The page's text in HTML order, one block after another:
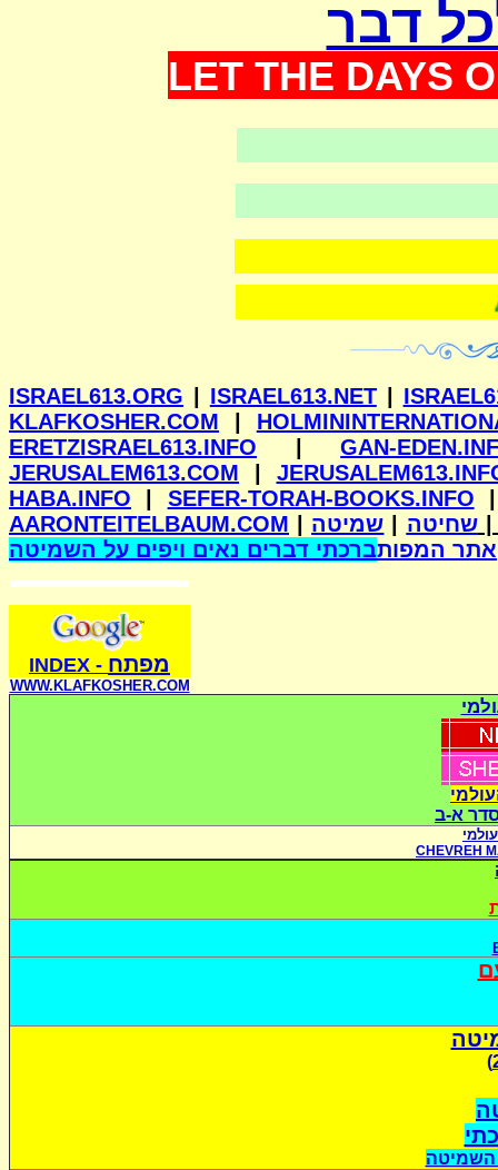
דבר
LET THE DAYS
ISRAEL613.ORG ISRAEL613.NET|
KLAFKOSHER.COM
ERETZISRAEL613.INFO |GAN-
JERUSALEM613.COM
HABA.INFO
SEFER-TORAH-BOOKS.INFO
AARONTEITELBAUM.COM
שמיטה שחיטה
ברכתי דברים נאים ויפים על השמיטהאתר המפות
מפתח -
INDEX
WWW.KLAFKOSHER.COM
סדר א-ב
CHEVREH
השמיטה